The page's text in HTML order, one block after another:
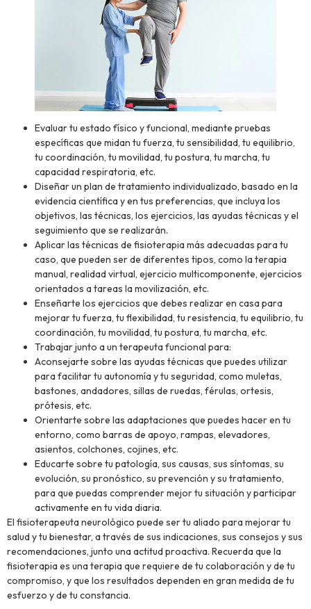
Evaluar tu estado físico y funcional, mediante pruebas
específicas que midan tu fuerza, tu sensibilidad, tu equilibrio,
tu coordinación, tu movilidad, tu postura, tu marcha, tu
capacidad respiratoria, etc.
Diseñar un plan de tratamiento individualizado, basado en la
evidencia científica y en tus preferencias, que incluya los
objetivos, las técnicas, los ejercicios, las ayudas técnicas y el
seguimiento que se realizarán.
Aplicar las técnicas de fisioterapia más adecuadas para tu
caso, que pueden ser de diferentes tipos, como la terapia
manual, realidad virtual, ejercicio multicomponente, ejercicios
orientados a tareas la movilización, etc.
Enseñarte los ejercicios que debes realizar en casa para
mejorar tu fuerza, tu flexibilidad, tu resistencia, tu equilibrio, tu
coordinación, tu movilidad, tu postura, tu marcha, etc.
Trabajar junto a un terapeuta funcional para:
Aconsejarte sobre las ayudas técnicas que puedes utilizar
para facilitar tu autonomía y tu seguridad, como muletas,
bastones, andadores, sillas de ruedas, férulas, ortesis,
prótesis, etc.
Orientarte sobre las adaptaciones que puedes hacer en tu
entorno, como barras de apoyo, rampas, elevadores,
asientos, colchones, cojines, etc.
Educarte sobre tu patología, sus causas, sus síntomas, su
evolución, su pronóstico, su prevención y su tratamiento,
para que puedas comprender mejor tu situación y participar
activamente en tu vida diaria.
El fisioterapeuta neurológico puede ser tu aliado para mejorar tu
salud y tu bienestar, a través de sus indicaciones, sus consejos y sus
recomendaciones, junto una actitud proactiva. Recuerda que la
fisioterapia es una terapia que requiere de tu colaboración y de tu
compromiso, y que los resultados dependen en gran medida de tu
esfuerzo y de tu constancia.